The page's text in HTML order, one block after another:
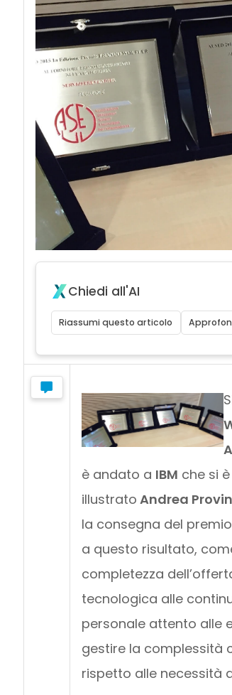
Chiedi all'AI
Riassumi questo articolo
è andato a IBM che si
illustrato Andrea
la consegna del
a questo risultato,
completezza
tecnologica alle
personale attento alle
gestire la complessità
rispetto alle necessità